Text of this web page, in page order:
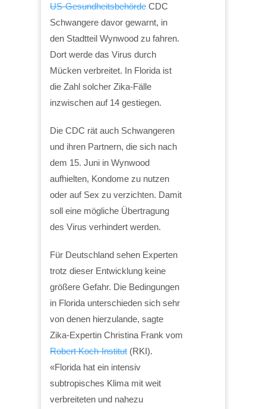
US-Gesundheitsbehörde CDC
Schwangere davor gewarnt, in
den Stadtteil Wynwood zu fahren.
Dort werde das Virus durch
Mücken verbreitet. In Florida ist
die Zahl solcher Zika-Fälle
inzwischen auf 14 gestiegen.
Die CDC rät auch Schwangeren
und ihren Partnern, die sich nach
dem 15. Juni in Wynwood
aufhielten, Kondome zu nutzen
oder auf Sex zu verzichten. Damit
soll eine mögliche Übertragung
des Virus verhindert werden.
Für Deutschland sehen Experten
trotz dieser Entwicklung keine
größere Gefahr. Die Bedingungen
in Florida unterschieden sich sehr
von denen hierzulande, sagte
Zika-Expertin Christina Frank vom
Robert Koch-Institut (RKI).
«Florida hat ein intensiv
subtropisches Klima mit weit
verbreiteten und nahezu